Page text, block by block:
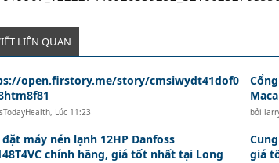
LIÊN QUAN
open.firstory.me/story/cmsiwydt41dof0
, Lúc 11:23 bởi
đặt máy nén lạnh 12HP Danfoss
chính hãng, giá tốt nhất tại Long
giá